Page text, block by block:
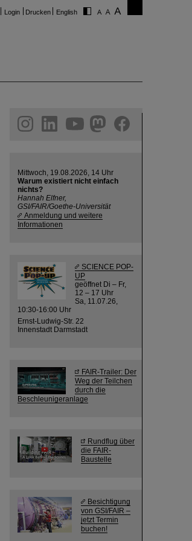
Login Drucken English
Mittwoch, 19.08.2026, 14 Uhr
Warum existiert nicht einfach
nichts?
Hannah Elfner,
GSI/FAIR/Goethe-Universität
Anmeldung und weitere
Informationen
SCIENCE POP-
UP
geöffnet Di – Fr,
12 – 17 Uhr
Sa, 11.07.26,
10:30-16:00 Uhr
Ernst-Ludwig-Str. 22
Innenstadt Darmstadt
FAIR-Trailer: Der
Weg der Teilchen
durch die
Beschleunigeranlage
Rundflug über
die FAIR-
Baustelle
Besichtigung
von GSI/FAIR –
jetzt Termin
buchen!